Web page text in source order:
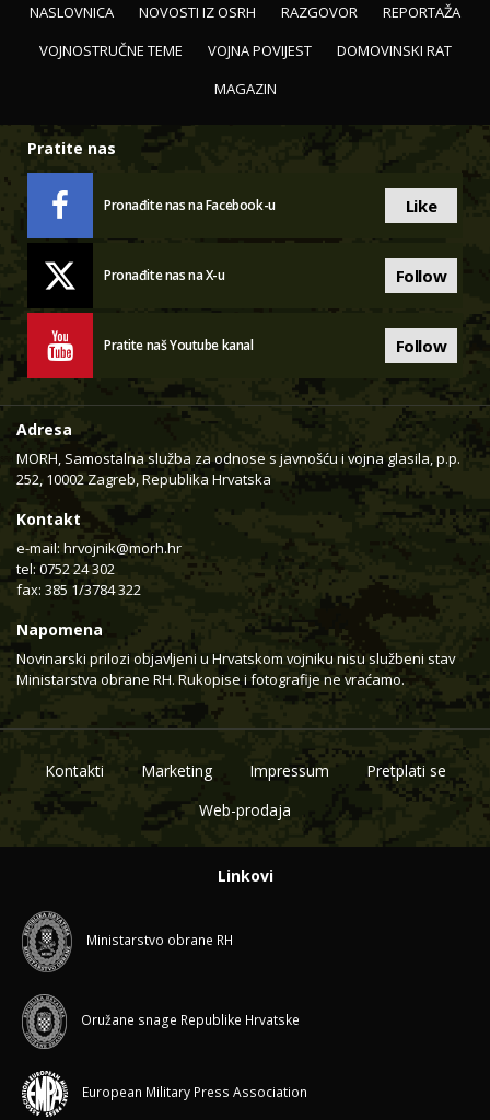
NASLOVNICA NOVOSTI IZ OSRH RAZGOVOR
REPORTAŽA
VOJNOSTRUČNE TEME
VOJNA POVIJEST
DOMOVINSKI RAT
MAGAZIN
Pratite nas
Pronađite nas na Facebook-u Like
Pronađite nas na X-u Follow
Pratite naš Youtube kanal Follow
Adresa
MORH, Samostalna služba za odnose s javnošću i vojna glasila, p.p.
252, 10002 Zagreb, Republika Hrvatska
Kontakt
e-mail: hrvojnik@morh.hr
tel: 0752 24 302
fax: 385 1/3784 322
Napomena
Novinarski prilozi objavljeni u Hrvatskom vojniku nisu službeni stav
Ministarstva obrane RH. Rukopise i fotografije ne vraćamo.
Kontakti Marketing Impressum
Pretplati se
Web-prodaja
Linkovi
Ministarstvo obrane RH
Oružane snage Republike Hrvatske
European Military Press Association